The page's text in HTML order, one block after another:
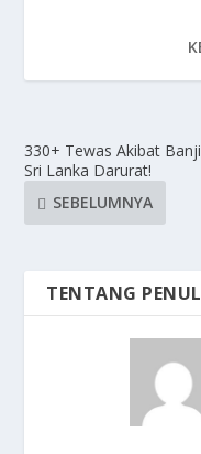
330+ Tewas Akibat
Sri Lanka Darurat!
SEBELUMNYA
TENTANG